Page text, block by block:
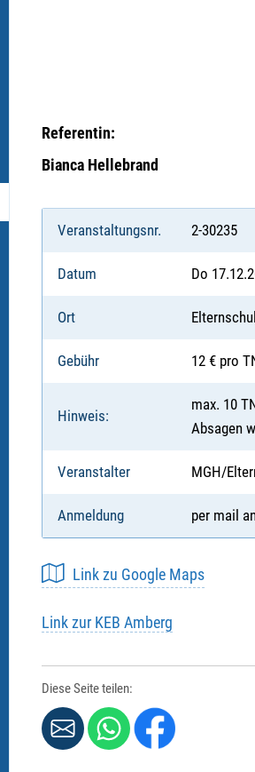
Referentin:
Bianca Hellebrand
Veranstaltungsnr. 2-30235
Datum Do
Ort
Gebühr 12 € pro
Hinweis:
max. 10
Absagen
Veranstalter MGH/
Anmeldung per mail
Link zu Google Maps
Link zur KEB Amberg
Diese Seite teilen: